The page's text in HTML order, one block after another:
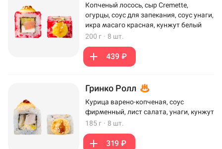
Копченый лосось, сыр Cremette,
огурцы, соус для запекания, соус унаги,
икра масаго красная, кунжут белый
200 г · 8 шт.
439 ₽
Гринко Ролл
Курица варено-копченая, соус
фирменный, лист салата, унаги, кунжут
185 г · 8 шт.
319 ₽